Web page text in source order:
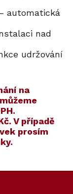
automatická
nad
udržování
na
. V případě
prosím